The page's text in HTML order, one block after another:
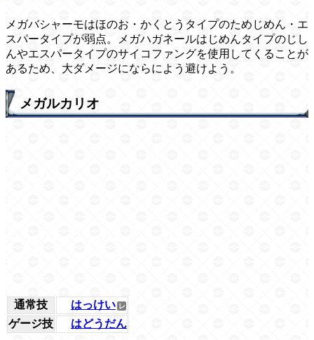
メガバシャーモはほのお・かくとうタイプのためじめん・エ
スパータイプが弱点。メガハガネールはじめんタイプのじし
んやエスパータイプのサイコファングを使用してくることが
あるため、大ダメージにならによう避けよう。
メガルカリオ
通常技
はっけい
ゲージ技
はどうだん